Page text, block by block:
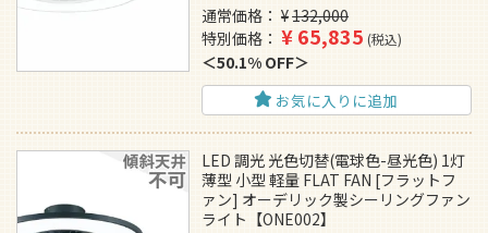
通常価格
¥132,000
特別価格
¥65,835 税込
50.1% OFF
お気に入りに追加
LED 調光 光色切替(電球色-昼光色) 1灯
薄型 小型 軽量 FLAT FAN [フラットフ
ァン] オーデリック製シーリングファン
ライト【ONE002】